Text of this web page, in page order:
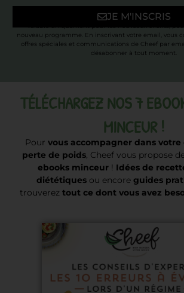
JE M'INSCRIS
* Valable uniquement pour les nouveaux clients,
nouveau programme. En inscrivant votre email, vous
offres spéciales et communications de Cheef par
désabonner à tout moment.
TÉLÉCHARGEZ NOS 7
MINCEUR !
Pour vous accompagner dans
perte de poids, Cheef vous propose
ebooks minceur! Idées de
diététiques ou encore guides
trouverez tout ce dont vous avez